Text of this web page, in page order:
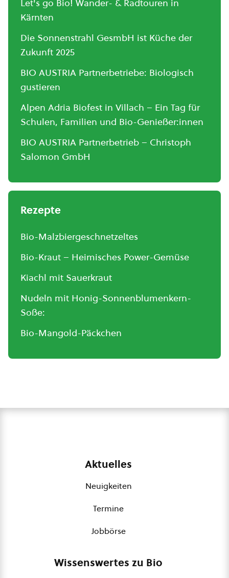
Let's go Bio! Wander- & Radtouren in
Kärnten
Die Sonnenstrahl GesmbH ist Küche der
Zukunft 2025
BIO AUSTRIA Partnerbetriebe: Biologisch
gustieren
Alpen Adria Biofest in Villach – Ein Tag für
Schulen, Familien und Bio-Genießer:innen
BIO AUSTRIA Partnerbetrieb – Christoph
Salomon GmbH
Rezepte
Bio-Malzbiergeschnetzeltes
Bio-Kraut – Heimisches Power-Gemüse
Kiachl mit Sauerkraut
Nudeln mit Honig-Sonnenblumenkern-
Soße:
Bio-Mangold-Päckchen
Aktuelles
Neuigkeiten
Termine
Jobbörse
Wissenswertes zu Bio